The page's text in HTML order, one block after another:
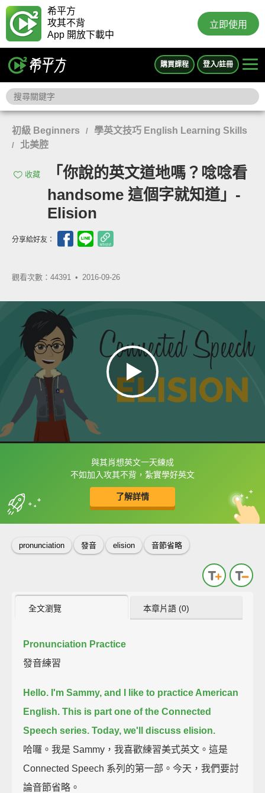
希平方
攻其不背
App 開放下載中
立即使用
購買課程 登入/註冊
初級 Beginners / 學英文技巧 English Learning Skills
/ 北美腔
收藏
「你說的英文道地嗎？唸唸看
handsome 這個字就知道」-
Elision
分享給好友：
觀看次數：44391 • 2016-09-26
與其肖想英文一天練成
不如加入攻其不背，紮實學好英文
了解詳情
框選或點兩下字幕可以直接查字典喔！
收錄佳句 中
英
pronunciation 發音 elision 音節省略
全文瀏覽 本章片語 (0)
Pronunciation Practice
發音練習
Hello. I'm Sammy, and I like to practice American
English. This is part one of the Connected
Speech series. Today, we'll discuss elision.
哈囉。我是 Sammy，我喜歡練習美式英文。這是
Connected Speech 系列的第一部。今天，我們要討
論音節省略。